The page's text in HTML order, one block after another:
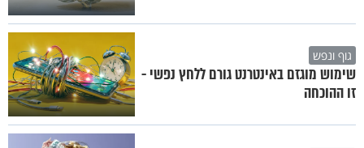
גוף ונפש
שימוש מוגזם באינטרנט גורם ללחץ נפשי -
זו ההוכחה